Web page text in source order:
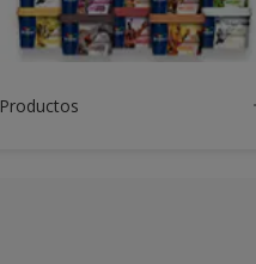
Productos